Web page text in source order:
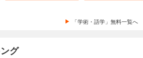
「学術・語学」無料一覧へ
グ